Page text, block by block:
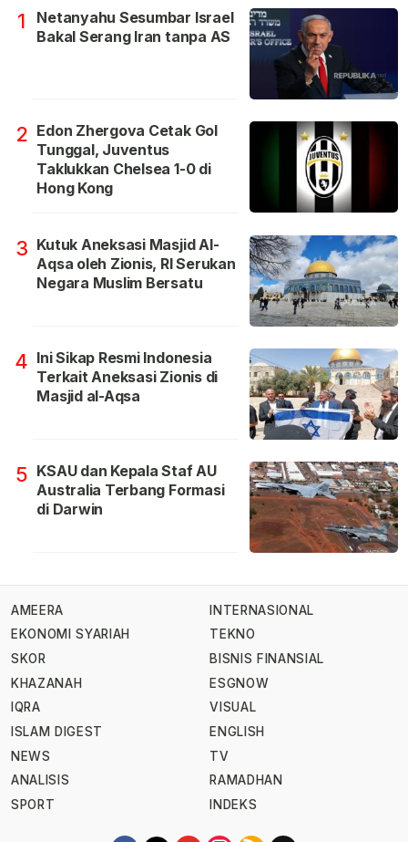
1
Netanyahu Sesumbar Israel
Bakal Serang Iran tanpa AS
2 Edon Zhergova Cetak Gol
Tunggal, Juventus
Taklukkan Chelsea 1-0 di
Hong Kong
3 Kutuk Aneksasi Masjid Al-
Aqsa oleh Zionis, RI Serukan
Negara Muslim Bersatu
4 Ini Sikap Resmi Indonesia
Terkait Aneksasi Zionis di
Masjid al-Aqsa
5 KSAU dan Kepala Staf AU
Australia Terbang Formasi
di Darwin
AMEERA
EKONOMI SYARIAH
SKOR
KHAZANAH
IQRA
ISLAM DIGEST
NEWS
ANALISIS
SPORT
INTERNASIONAL
TEKNO
BISNIS FINANSIAL
ESGNOW
VISUAL
ENGLISH
TV
RAMADHAN
INDEKS